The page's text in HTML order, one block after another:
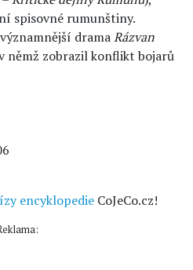
spisovné rumunštiny.
dramaRázvan
němž zobrazil konflikt bojarů
encyklopedie CoJeCo.cz!